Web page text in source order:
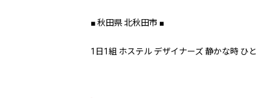
■ 秋田県 北秋田市 ■
1日1組 ホステル デザイナーズ 静かな時 ひ